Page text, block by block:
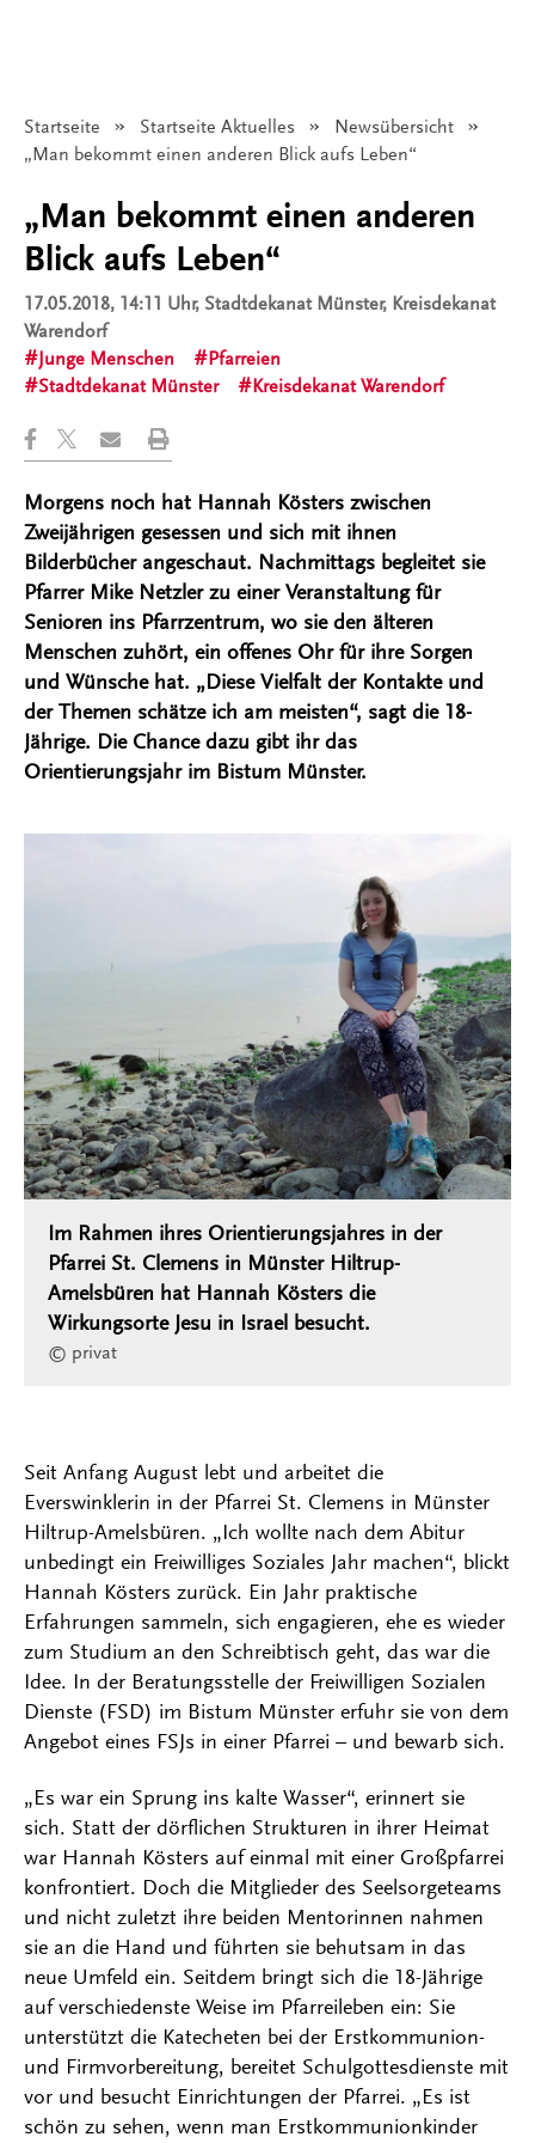
Startseite Startseite Aktuelles
Newsübersicht
Angezeigt:
„Man bekommt einen anderen Blick aufs Leben“
„Man bekommt einen anderen
Blick aufs Leben“
17.05.2018, 14:11 Uhr, Stadtdekanat Münster, Kreisdekanat
Warendorf
Junge Menschen
Pfarreien
Stadtdekanat Münster
Kreisdekanat Warendorf
Morgens noch hat Hannah Kösters zwischen
Zweijährigen gesessen und sich mit ihnen
Bilderbücher angeschaut. Nachmittags begleitet sie
Pfarrer Mike Netzler zu einer Veranstaltung für
Senioren ins Pfarrzentrum, wo sie den älteren
Menschen zuhört, ein offenes Ohr für ihre Sorgen
und Wünsche hat. „Diese Vielfalt der Kontakte und
der Themen schätze ich am meisten“, sagt die 18-
Jährige. Die Chance dazu gibt ihr das
Orientierungsjahr im Bistum Münster.
Im Rahmen ihres Orientierungsjahres in der
Pfarrei St. Clemens in Münster Hiltrup-
Amelsbüren hat Hannah Kösters die
Wirkungsorte Jesu in Israel besucht.
© privat
Seit Anfang August lebt und arbeitet die
Everswinklerin in der Pfarrei St. Clemens in Münster
Hiltrup-Amelsbüren. „Ich wollte nach dem Abitur
unbedingt ein Freiwilliges Soziales Jahr machen“, blickt
Hannah Kösters zurück. Ein Jahr praktische
Erfahrungen sammeln, sich engagieren, ehe es wieder
zum Studium an den Schreibtisch geht, das war die
Idee. In der Beratungsstelle der Freiwilligen Sozialen
Dienste (FSD) im Bistum Münster erfuhr sie von dem
Angebot eines FSJs in einer Pfarrei – und bewarb sich.
„Es war ein Sprung ins kalte Wasser“, erinnert sie
sich. Statt der dörflichen Strukturen in ihrer Heimat
war Hannah Kösters auf einmal mit einer Großpfarrei
konfrontiert. Doch die Mitglieder des Seelsorgeteams
und nicht zuletzt ihre beiden Mentorinnen nahmen
sie an die Hand und führten sie behutsam in das
neue Umfeld ein. Seitdem bringt sich die 18-Jährige
auf verschiedenste Weise im Pfarreileben ein: Sie
unterstützt die Katecheten bei der Erstkommunion-
und Firmvorbereitung, bereitet Schulgottesdienste mit
vor und besucht Einrichtungen der Pfarrei. „Es ist
schön zu sehen, wenn man Erstkommunionkinder